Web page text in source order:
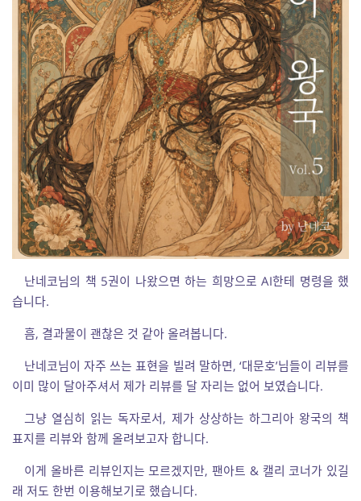
난네코님의 책 5권이 나왔으면 하는 희망으로 AI한테 명령을 했
습니다.
흠, 결과물이 괜찮은 것 같아 올려봅니다.
난네코님이 자주 쓰는 표현을 빌려 말하면, ‘대문호’님들이 리뷰를
이미 많이 달아주셔서 제가 리뷰를 달 자리는 없어 보였습니다.
그냥 열심히 읽는 독자로서, 제가 상상하는 하그리아 왕국의 책
표지를 리뷰와 함께 올려보고자 합니다.
이게 올바른 리뷰인지는 모르겠지만, 팬아트 & 캘리 코너가 있길
래 저도 한번 이용해보기로 했습니다.